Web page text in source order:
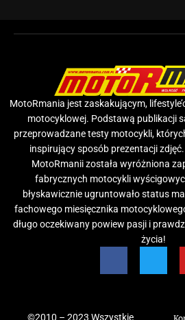
MotoRmania jest zaskakującym,
motocyklowej. Podstawą publikacji
przeprowadzane testy motocykli,
inspirujący sposób prezentacji
MotoRmanii została wyróżniona
fabrycznych motocykli
błyskawicznie ugruntowało status
fachowego miesięcznika
długo oczekiwany powiew pasji i
życia!
©2010 – 2023 Wszystkie